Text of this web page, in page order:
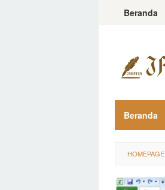
LoncatBeranda
Beranda
HOMEPAGE